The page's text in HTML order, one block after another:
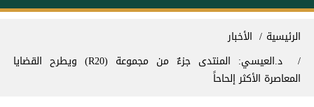
مسار التنقل
الرئيسية
الأخبار
د.العيسي: المنتدى جزءٌ من مجموعة (R20) ويطرح القضايا
المعاصرة الأكثر إلحاحاً